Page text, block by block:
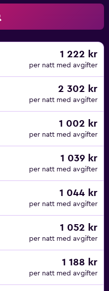
1 222 kr
per natt med avgifter
2 302 kr
per natt med avgifter
1 002 kr
per natt med avgifter
1 039 kr
per natt med avgifter
1 044 kr
per natt med avgifter
1 052 kr
per natt med avgifter
1 188 kr
per natt med avgifter